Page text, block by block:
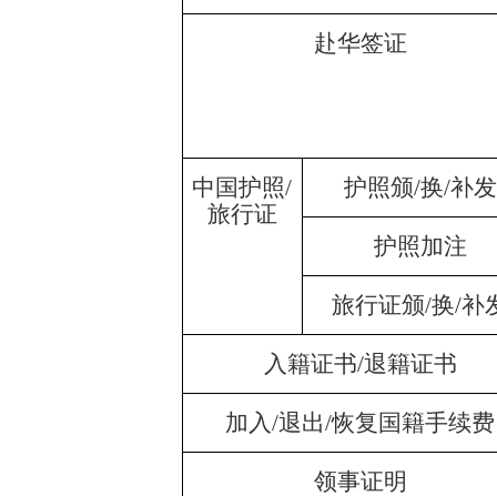
赴华签证
中国护照/
旅行证
护照颁/换/补发
护照加注
旅行证颁/换/补
入籍证书/退籍证书
加入/退出/恢复国籍手续费
领事证明